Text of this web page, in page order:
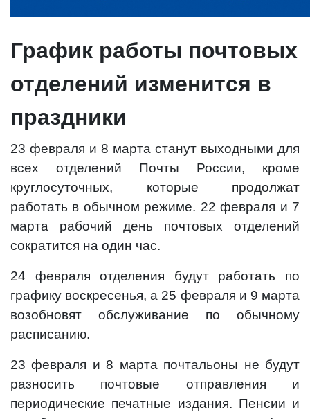
График работы почтовых
отделений изменится в
праздники
23 февраля и 8 марта станут выходными для
всех отделений Почты России, кроме
круглосуточных, которые продолжат
работать в обычном режиме. 22 февраля и 7
марта рабочий день почтовых отделений
сократится на один час.
24 февраля отделения будут работать по
графику воскресенья, а 25 февраля и 9 марта
возобновят обслуживание по обычному
расписанию.
23 февраля и 8 марта почтальоны не будут
разносить почтовые отправления и
периодические печатные издания. Пенсии и